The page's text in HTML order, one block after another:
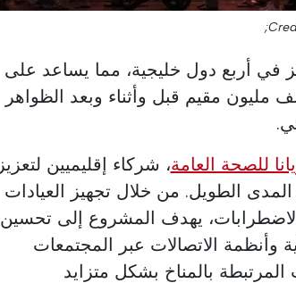
في أربع دول خليجية، مما يساعد على
مقيم قبل وأثناء وبعد الظواهر
للصحة العامة، شركاء إقليميين لتعزيز
المدى الطويل. من خلال تجهيز العيادات
الاضطرابات، يهدف المشروع إلى تحسين
وأنظمة الاتصالات عبر المجتمعات
المرتبطة بالمناخ بشكل متزايد